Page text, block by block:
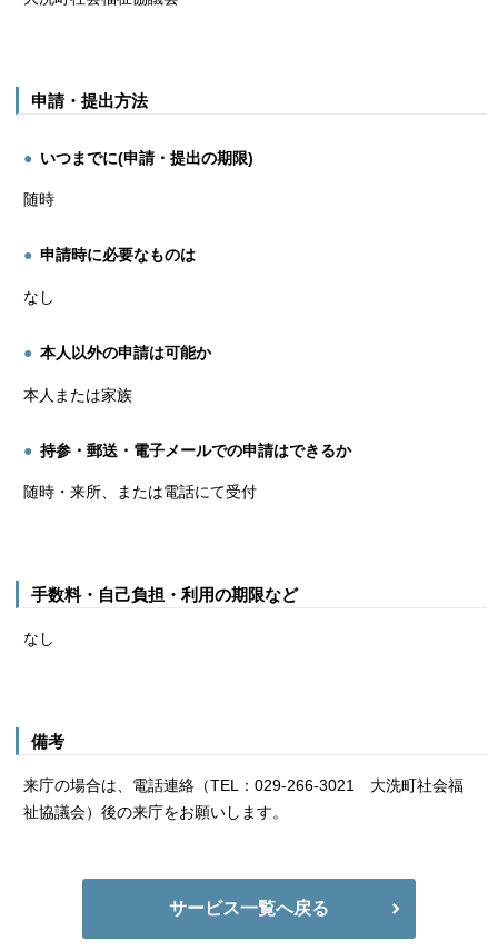
申請・提出方法
いつまでに(申請・提出の期限)
随時
申請時に必要なものは
なし
本人以外の申請は可能か
本人または家族
持参・郵送・電子メールでの申請はできるか
随時・来所、または電話にて受付
手数料・自己負担・利用の期限など
なし
備考
来庁の場合は、電話連絡（TEL：029-266-3021 大洗町社会福
祉協議会）後の来庁をお願いします。
サービス一覧へ戻る